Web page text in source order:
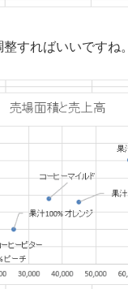
すればいいですね。